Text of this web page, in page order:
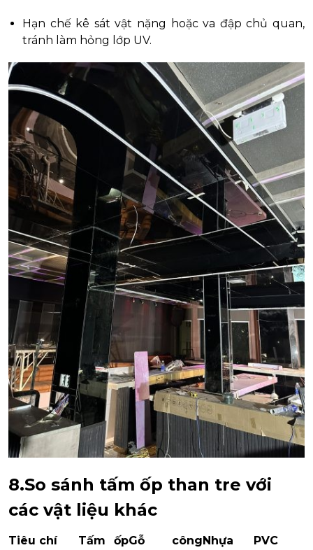
Hạn chế kê sát vật nặng hoặc va đập chủ quan,
tránh làm hỏng lớp UV.
8.So sánh tấm ốp than tre với
các vật liệu khác
Tiêu chí Tấm ốpGỗ công Nhựa PVC